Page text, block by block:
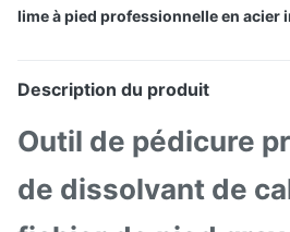
lime à pied professionnelle en acier
Description du produit
Outil de pédicure
de dissolvant de